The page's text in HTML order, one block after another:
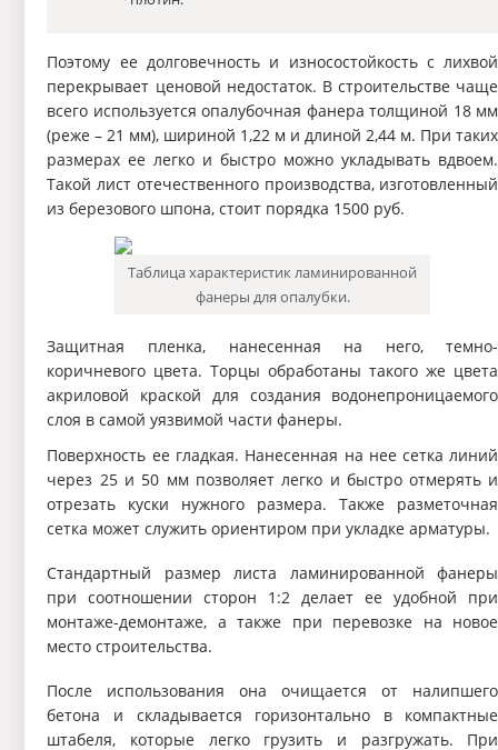
Поэтому ее долговечность и износостойкость с лихвой
перекрывает ценовой недостаток. В строительстве чаще
всего используется опалубочная фанера толщиной 18 мм
(реже – 21 мм), шириной 1,22 м и длиной 2,44 м. При таких
размерах ее легко и быстро можно укладывать вдвоем.
Такой лист отечественного производства, изготовленный
из березового шпона, стоит порядка 1500 руб.
Таблица характеристик ламинированной
фанеры для опалубки.
Защитная пленка, нанесенная на него, темно-
коричневого цвета. Торцы обработаны такого же цвета
акриловой краской для создания водонепроницаемого
слоя в самой уязвимой части фанеры.
Поверхность ее гладкая. Нанесенная на нее сетка линий
через 25 и 50 мм позволяет легко и быстро отмерять и
отрезать куски нужного размера. Также разметочная
сетка может служить ориентиром при укладке арматуры.
Стандартный размер листа ламинированной фанеры
при соотношении сторон 1:2 делает ее удобной при
монтаже-демонтаже, а также при перевозке на новое
место строительства.
После использования она очищается от налипшего
бетона и складывается горизонтально в компактные
штабеля, которые легко грузить и разгружать. При